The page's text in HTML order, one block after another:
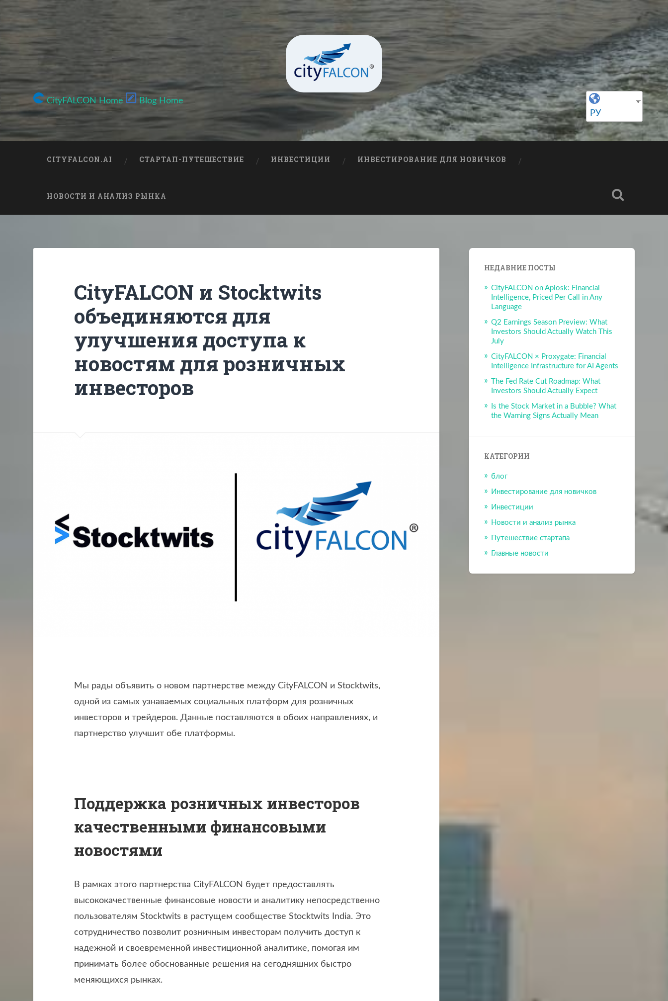
CityFALCON Home
Blog Home
РУ
CITYFALCON.AI СТАРТАП-ПУТЕШЕСТВИЕ ИНВЕСТИЦИИ ИНВЕСТИРОВАНИЕ ДЛЯ НОВИЧКОВ
НОВОСТИ И АНАЛИЗ РЫНКА
CityFALCON и Stocktwits
объединяются для
улучшения доступа к
новостям для розничных
инвесторов
Мы рады объявить о новом партнерстве между CityFALCON и Stocktwits,
одной из самых узнаваемых социальных платформ для розничных
инвесторов и трейдеров. Данные поставляются в обоих направлениях, и
партнерство улучшит обе платформы.
Поддержка розничных инвесторов
качественными финансовыми
новостями
В рамках этого партнерства CityFALCON будет предоставлять
высококачественные финансовые новости и аналитику непосредственно
пользователям Stocktwits в растущем сообществе Stocktwits India. Это
сотрудничество позволит розничным инвесторам получить доступ к
надежной и своевременной инвестиционной аналитике, помогая им
принимать более обоснованные решения на сегодняшних быстро
меняющихся рынках.
НЕДАВНИЕ ПОСТЫ
CityFALCON on Apiosk: Financial
Intelligence, Priced Per Call in Any
Language
Q2 Earnings Season Preview: What
Investors Should Actually Watch This
July
CityFALCON × Proxygate: Financial
Intelligence Infrastructure for AI Agents
The Fed Rate Cut Roadmap: What
Investors Should Actually Expect
Is the Stock Market in a Bubble? What
the Warning Signs Actually Mean
КАТЕГОРИИ
блог
Инвестирование для новичков
Инвестиции
Новости и анализ рынка
Путешествие стартапа
Главные новости